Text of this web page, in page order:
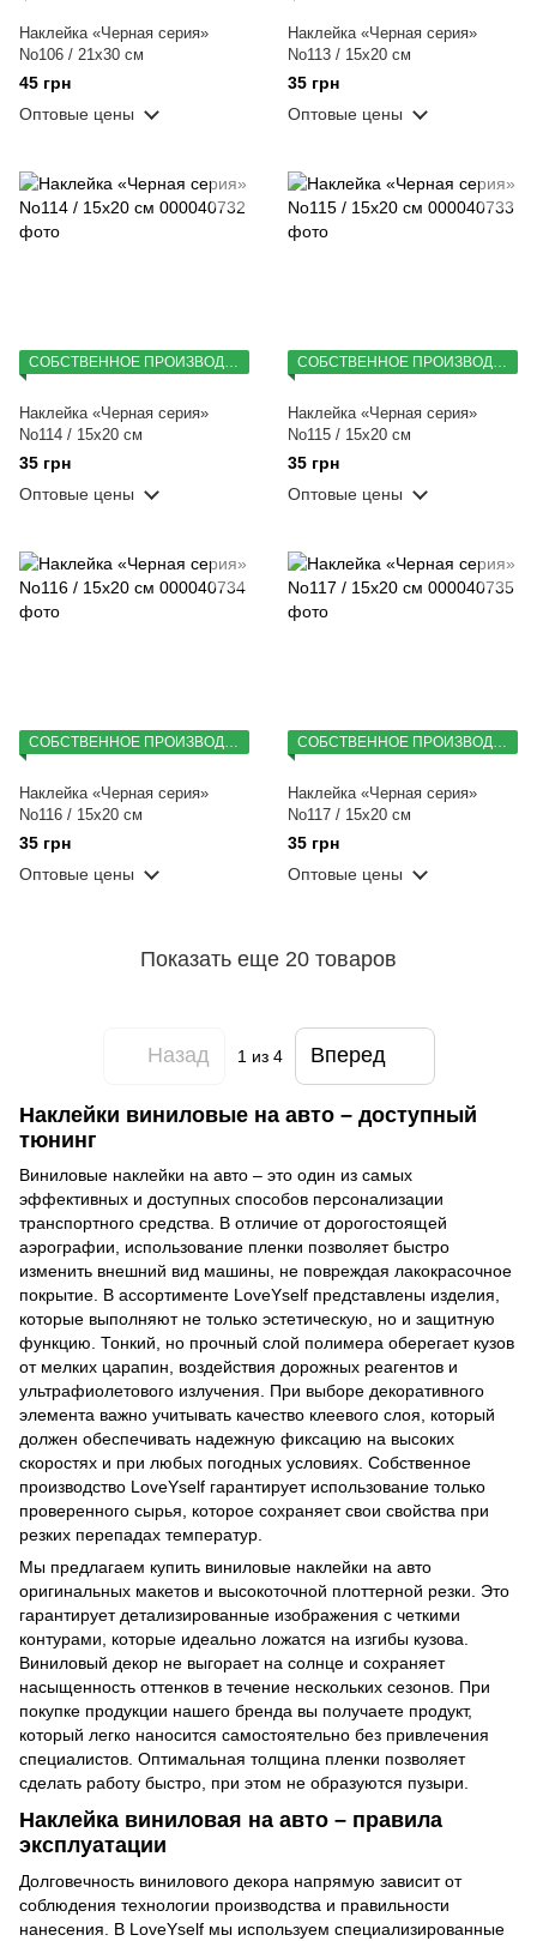
Наклейка «Черная серия»
No106 / 21х30 см
45 грн
Оптовые цены
Наклейка «Черная серия»
No113 / 15х20 см
35 грн
Оптовые цены
Наклейка «Черная серия»
No114 / 15х20 см
35 грн
Оптовые цены
Наклейка «Черная серия»
No115 / 15х20 см
35 грн
Оптовые цены
Наклейка «Черная серия»
No116 / 15х20 см
35 грн
Оптовые цены
Наклейка «Черная серия»
No117 / 15х20 см
35 грн
Оптовые цены
Показать еще 20 товаров
Назад 1 из 4 Вперед
Наклейки виниловые на авто – доступный
тюнинг
Виниловые наклейки на авто – это один из самых
эффективных и доступных способов персонализации
транспортного средства. В отличие от дорогостоящей
аэрографии, использование пленки позволяет быстро
изменить внешний вид машины, не повреждая лакокрасочное
покрытие. В ассортименте LoveYself представлены изделия,
которые выполняют не только эстетическую, но и защитную
функцию. Тонкий, но прочный слой полимера оберегает кузов
от мелких царапин, воздействия дорожных реагентов и
ультрафиолетового излучения. При выборе декоративного
элемента важно учитывать качество клеевого слоя, который
должен обеспечивать надежную фиксацию на высоких
скоростях и при любых погодных условиях. Собственное
производство LoveYself гарантирует использование только
проверенного сырья, которое сохраняет свои свойства при
резких перепадах температур.
Мы предлагаем купить виниловые наклейки на авто
оригинальных макетов и высокоточной плоттерной резки. Это
гарантирует детализированные изображения с четкими
контурами, которые идеально ложатся на изгибы кузова.
Виниловый декор не выгорает на солнце и сохраняет
насыщенность оттенков в течение нескольких сезонов. При
покупке продукции нашего бренда вы получаете продукт,
который легко наносится самостоятельно без привлечения
специалистов. Оптимальная толщина пленки позволяет
сделать работу быстро, при этом не образуются пузыри.
Наклейка виниловая на авто – правила
эксплуатации
Долговечность винилового декора напрямую зависит от
соблюдения технологии производства и правильности
нанесения. В LoveYself мы используем специализированные